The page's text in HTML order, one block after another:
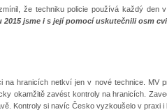
že techniku policie používá každý
jsme i s její pomocí uskutečnili osm
na hranicích netkví jen v nové technice. MV
okamžitě zavést kontroly na hranicích.
Kontroly si navíc Česko vyzkoušelo v praxi i